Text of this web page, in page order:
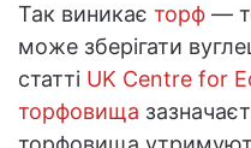
Так виникає торф —
може зберігати
статті UK Centre for
торфовища